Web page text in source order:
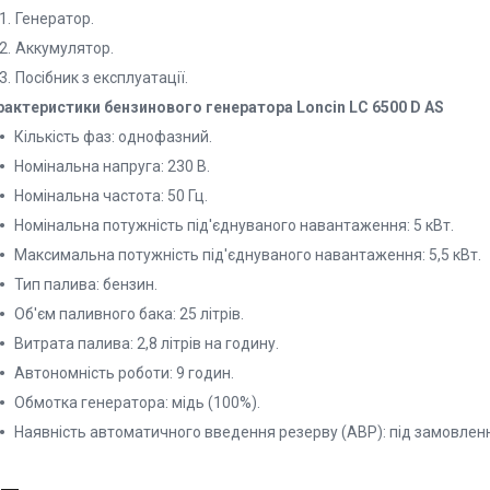
Генератор.
Аккумулятор.
Посібник з експлуатації.
бензинового генератора Loncin LC 6500 D AS
Кількість фаз: однофазний.
Номінальна напруга: 230 В.
Номінальна частота: 50 Гц.
Номінальна потужність під'єднуваного навантаження: 5 кВт.
Максимальна потужність під'єднуваного навантаження: 5,5 кВт.
Тип палива: бензин.
Об'єм паливного бака: 25 літрів.
Витрата палива: 2,8 літрів на годину.
Автономність роботи: 9 годин.
Обмотка генератора: мідь (100%).
Наявність автоматичного введення резерву (АВР): під